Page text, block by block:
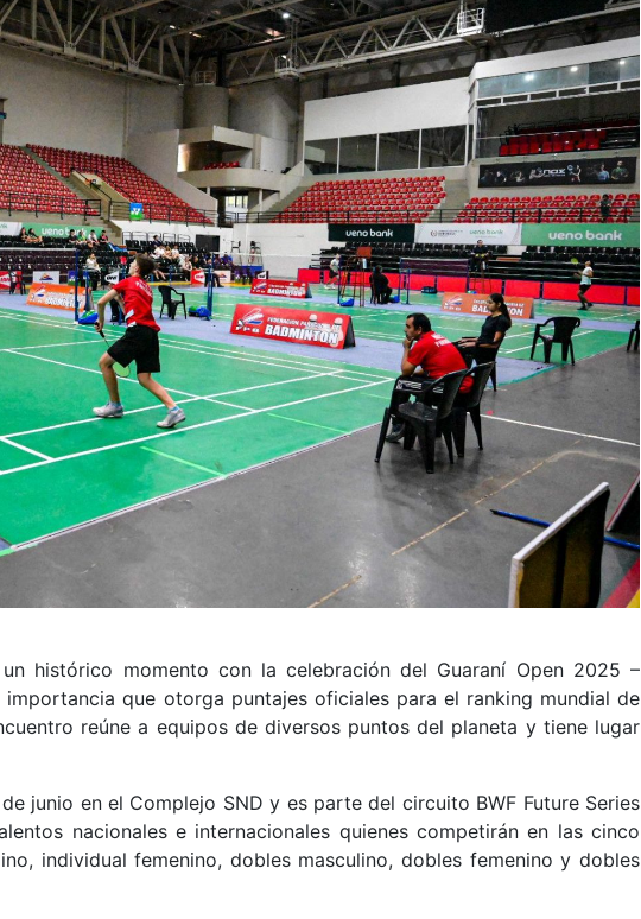
histórico momento con la celebración del Guaraní Open 2025 –
que otorga puntajes oficiales para el ranking mundial de
reúne a equipos de diversos puntos del planeta y tiene lugar
junio en el Complejo SND y es parte del circuito BWF Future Series
nacionales e internacionales quienes competirán en las cinco
individual femenino, dobles masculino, dobles femenino y dobles